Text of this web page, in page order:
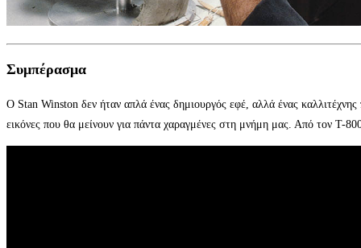
Συμπέρασμα
Ο Stan Winston δεν ήταν απλά ένας δημιουργός εφέ, αλλά ένας
εικόνες που θα μείνουν για πάντα χαραγμένες στη μνήμη μας. Από τον T-